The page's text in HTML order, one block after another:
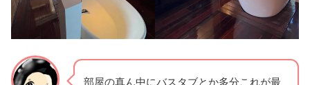
部屋の真ん中にバスタブとか多分これが最